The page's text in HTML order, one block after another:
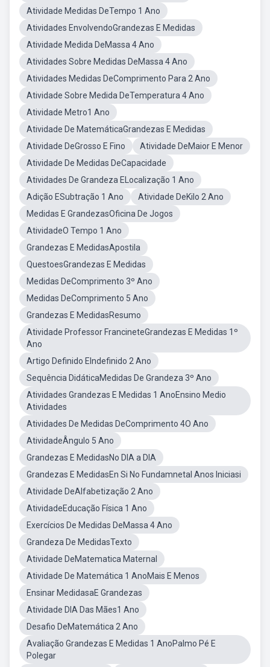
Atividade Medidas DeTempo 1 Ano
Atividades EnvolvendoGrandezas E Medidas
Atividade Medida DeMassa 4 Ano
Atividades Sobre Medidas DeMassa 4 Ano
Atividades Medidas DeComprimento Para 2 Ano
Atividade Sobre Medida DeTemperatura 4 Ano
Atividade Metro1 Ano
Atividade De MatemáticaGrandezas E Medidas
Atividade DeGrosso E Fino
Atividade DeMaior E Menor
Atividade De Medidas DeCapacidade
Atividades De Grandeza ELocalização 1 Ano
Adição ESubtração 1 Ano
Atividade DeKilo 2 Ano
Medidas E GrandezasOficina De Jogos
AtividadeO Tempo 1 Ano
Grandezas E MedidasApostila
QuestoesGrandezas E Medidas
Medidas DeComprimento 3º Ano
Medidas DeComprimento 5 Ano
Grandezas E MedidasResumo
Atividade Professor FrancineteGrandezas E Medidas 1º
Ano
Artigo Definido EIndefinido 2 Ano
Sequência DidáticaMedidas De Grandeza 3º Ano
Atividades Grandezas E Medidas 1 AnoEnsino Medio
Atividades
Atividades De Medidas DeComprimento 4O Ano
AtividadeÂngulo 5 Ano
Grandezas E MedidasNo DIA a DIA
Grandezas E MedidasEn Si No Fundamnetal Anos Iniciasi
Atividade DeAlfabetização 2 Ano
AtividadeEducação Física 1 Ano
Exercícios De Medidas DeMassa 4 Ano
Grandeza De MedidasTexto
Atividade DeMatematica Maternal
Atividade De Matemática 1 AnoMais E Menos
Ensinar MedidasaE Grandezas
Atividade DIA Das Mães1 Ano
Desafio DeMatemática 2 Ano
Avaliação Grandezas E Medidas 1 AnoPalmo Pé E
Polegar